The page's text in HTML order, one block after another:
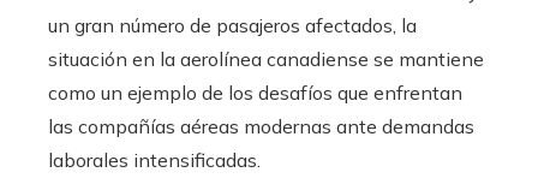
un gran número de pasajeros afectados, la
situación en la aerolínea canadiense se mantiene
como un ejemplo de los desafíos que enfrentan
las compañías aéreas modernas ante demandas
laborales intensificadas.